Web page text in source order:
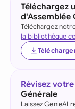
Téléchargez
d'Assemblée
Téléchargez
la bibliothèque
Révisez
Générale
Laissez GenieAI